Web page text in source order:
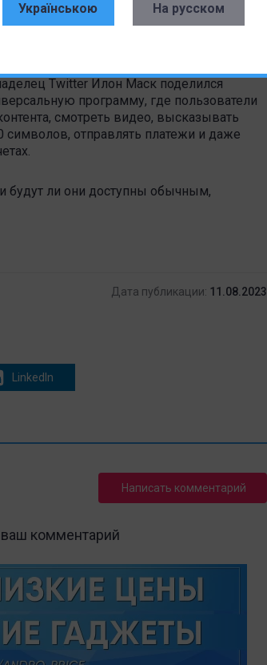
Українською На русском
с бывшим
Twitter Илон Маск поделился
программу, где пользователи
смотреть видео, высказывать
отправлять платежи и даже
будут ли они доступны обычным,
Дата публикации: 11.08.2023
LinkedIn
Написать комментарий
комментарий